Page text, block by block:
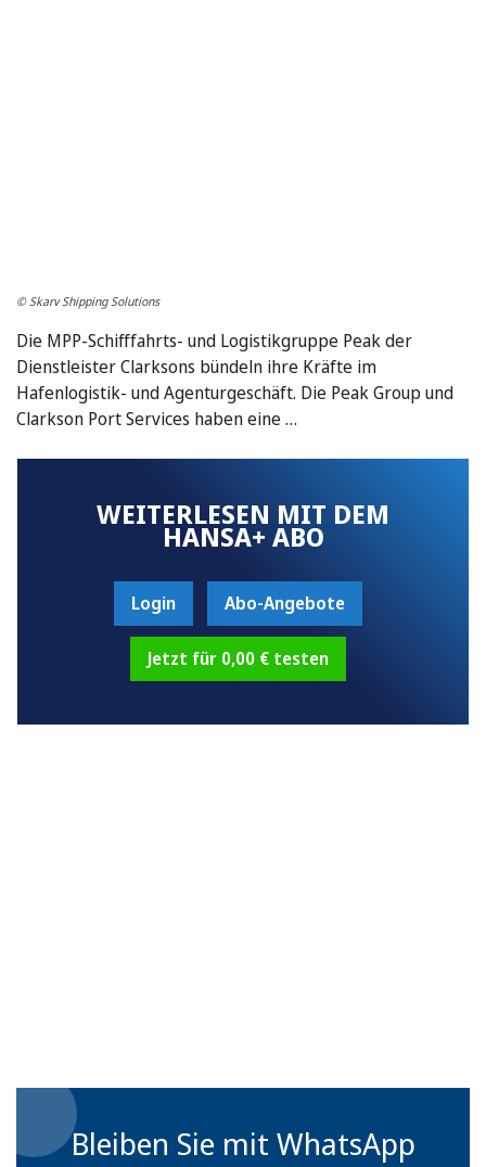
© Skarv Shipping Solutions
Die MPP-Schifffahrts- und Logistikgruppe Peak der
Dienstleister Clarksons bündeln ihre Kräfte im
Hafenlogistik- und Agenturgeschäft. Die Peak Group und
Clarkson Port Services haben eine …
WEITERLESEN MIT DEM
HANSA+ ABO
Login Abo-Angebote
Jetzt für 0,00 € testen
Bleiben Sie mit WhatsApp